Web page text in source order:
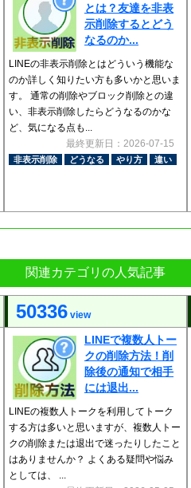
とは？友達を非表
示削除するとどう
なるのか...
LINEの非表示削除とはどういう機能な
のか詳しく知りたい方も多いかと思いま
す。 通常の削除やブロック削除との違
い、非表示削除したらどうなるのかな
ど、気になる点も...
最終更新日：2026-07-15
非表示削除 どうなる やり方 違い
関連カテゴリの人気記事
50336 view
LINEで複数人トー
クの削除方法！削
除後の通知で相手
には退出...
LINEの複数人トークを利用してトーク
する方は多いと思いますが、複数人トー
クの削除または退出で迷ったりしたこと
はありませんか？ よくある疑問や悩み
としては、 ...